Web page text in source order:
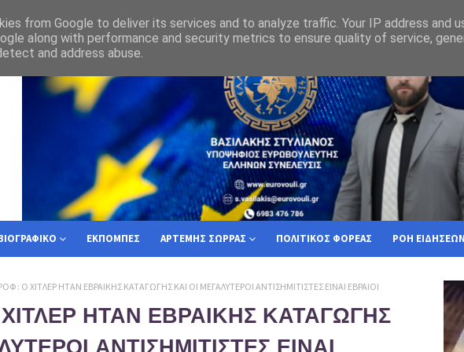
ΕΥΡΩΠΑΙΚΗ ΕΝΩΣΗ Γιατί ο Ελληνας Πολίτης πρέπει να επιλέξει την Ελλήνων Συνέλευσις
ΕΚΠΟΜΠΕΣ ΑΡΤΕΜΗΣ ΣΩΡΡΑΣ ΠΟΛΙΤΙΚΟΣ ΦΟΡΕΑΣ ΡΟΗ ΕΙΔΗΣΕΩΝ
: Ο ΧΙΤΛΕΡ ΗΤΑΝ ΕΒΡΑΙΚΗΣ ΚΑΤΑΓΩΓΗΣ ΚΑΙ ΟΙ ΜΕΓΑΛΥΤΕΡΟΙ ΑΝΤΙΣΗΜΙΤΙΣΤΕΣ ΕΙΝΑΙ ΕΒΡΑΙΟΙ
ΗΤΑΝ ΕΒΡΑΙΚΗΣ ΚΑΤΑΓΩΓΗΣ
from Google to deliver its services and to analyze traffic. Your IP address and
along with performance and security metrics to ensure quality of service,
and address abuse.